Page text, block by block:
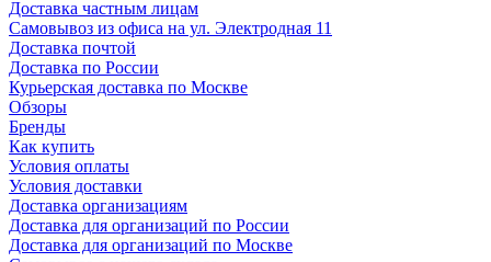
Доставка частным лицам
Самовывоз из офиса на ул. Электродная 11
Доставка почтой
Доставка по России
Курьерская доставка по Москве
Обзоры
Бренды
Как купить
Условия оплаты
Условия доставки
Доставка организациям
Доставка для организаций по России
Доставка для организаций по Москве